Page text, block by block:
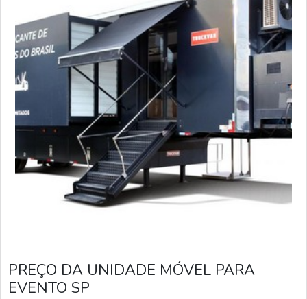
PREÇO DA UNIDADE MÓVEL PARA
EVENTO SP